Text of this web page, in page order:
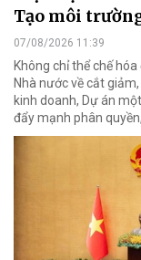
Tạo môi
07/08/2026 11:39
Không chỉ thể chế
Nhà nước về cắt
kinh doanh, Dự án
đẩy mạnh phân